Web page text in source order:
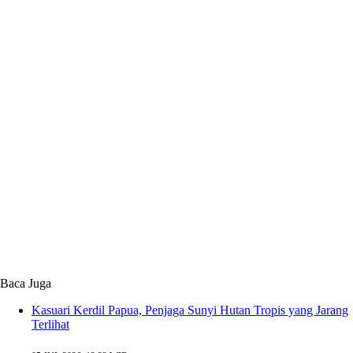
Baca Juga
Kasuari Kerdil Papua, Penjaga Sunyi Hutan Tropis yang Jarang
Terlihat